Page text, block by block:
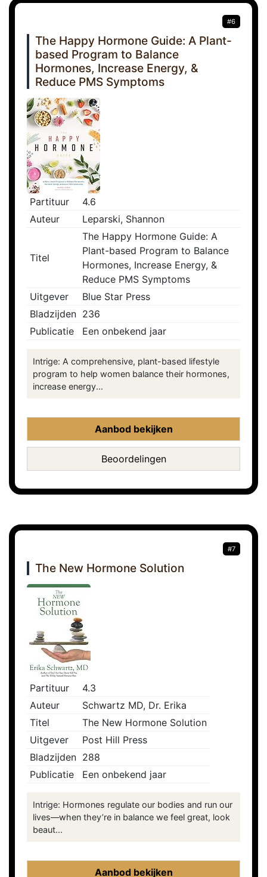
#6
The Happy Hormone Guide: A Plant-
based Program to Balance
Hormones, Increase Energy, &
Reduce PMS Symptoms
Partituur
4.6
Auteur
Leparski, Shannon
Titel
The Happy Hormone Guide: A
Plant-based Program to Balance
Hormones, Increase Energy, &
Reduce PMS Symptoms
Uitgever
Blue Star Press
Bladzijden 236
Publicatie
Een onbekend jaar
Intrige: A comprehensive, plant-based lifestyle
program to help women balance their hormones,
increase energy...
Aanbod bekijken
Beoordelingen
#7
The New Hormone Solution
Partituur
4.3
Auteur
Schwartz MD, Dr. Erika
Titel
The New Hormone Solution
Uitgever
Post Hill Press
Bladzijden 288
Publicatie
Een onbekend jaar
Intrige: Hormones regulate our bodies and run our
lives—when they’re in balance we feel great, look
beaut...
Aanbod bekijken